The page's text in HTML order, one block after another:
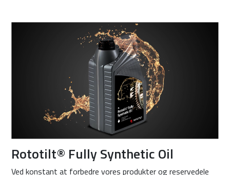
Rototilt® Fully Synthetic Oil
Ved konstant at forbedre vores produkter og reservedele